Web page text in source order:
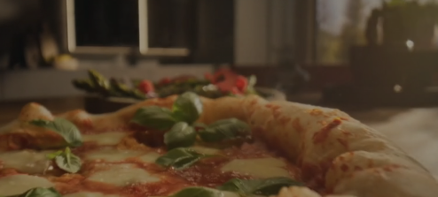
markt. Iets wat niemand verwachtte, maar wat wederom zal leiden tot een
kook- en bakresultaten.